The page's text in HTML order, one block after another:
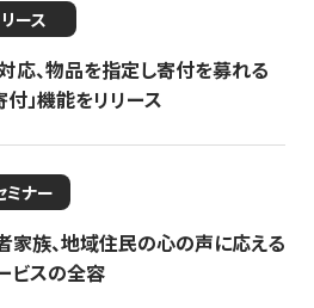
ース
応、物品を指定し寄付を募れる
」機能をリリース
ミナー
家族、地域住民の心の声に応える
ビスの全容